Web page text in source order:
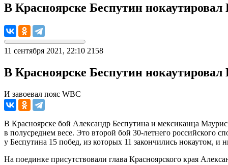
В Красноярске Беспутин
11 сентября 2021, 22:10 2158
В Красноярске Беспутин
И завоевал пояс WBC
В Красноярске бой Александр Беспутина и мексиканца
в полусреднем весе. Это второй бой 30-летнего российского
у Беспутина 15 побед, из которых 11 закончились нокаутом, и
На поединке присутствовали глава Красноярского края